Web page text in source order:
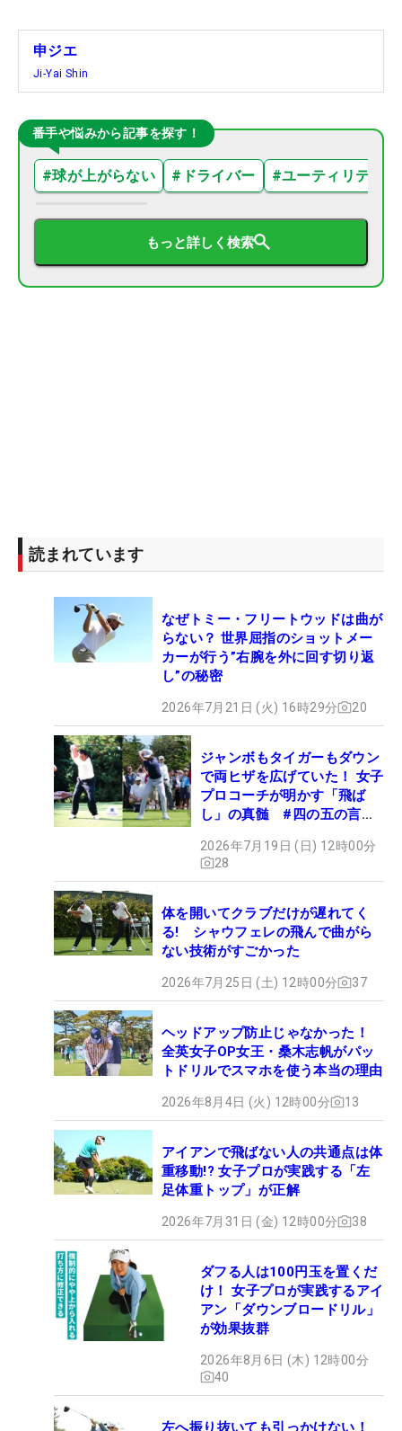
申ジエ
Ji-Yai Shin
番手や悩みから記事を探す！
#球が上がらない # ドライバー #ユーティリティ
もっと詳しく検索
読まれています
なぜトミー・フリートウッドは曲が
らない？ 世界屈指のショットメー
カーが行う”右腕を外に回す切り返
し”の秘密
2026年7月21日 (火) 16時29分 20
ジャンボもタイガーもダウン
で両ヒザを広げていた！ 女子
プロコーチが明かす「飛ば
し」の真髄 #四の五の言わ
2026年7月19日 (日) 12時00分
28
体を開いてクラブだけが遅れてく
る! シャウフェレの飛んで曲がら
ない技術がすごかった
2026年7月25日 (土) 12時00分 37
ヘッドアップ防止じゃなかった！
全英女子OP女王・桑木志帆がパッ
トドリルでスマホを使う本当の理由
2026年8月4日 (火) 12時00分 13
アイアンで飛ばない人の共通点は体
重移動!? 女子プロが実践する「左
足体重トップ」が正解
2026年7月31日 (金) 12時00分 38
ダフる人は100円玉を置くだ
け！ 女子プロが実践するアイ
アン「ダウンブロードリル」
が効果抜群
2026年8月6日 (木) 12時00分
40
左へ振り抜いても引っかけない！